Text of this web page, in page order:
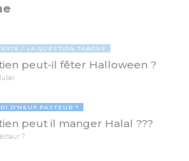
LA QUESTION TABOUE
peut-il fêter Halloween ?
D'NEUF PASTEUR ?
peut il manger Halal ???
?